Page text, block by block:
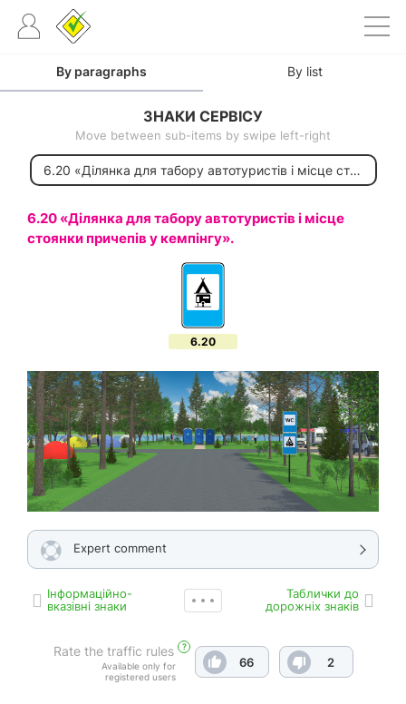
By paragraphs By list
ЗНАКИ СЕРВІСУ
Move between sub-items by swipe left-right
6.20 «Ділянка для табору автотуристів і місце стоянки причепів у кемпінгу».
6.20 «Ділянка для табору автотуристів і місце
стоянки причепів у кемпінгу».
6.20
Expert comment
Інформаційно-
вказівні знаки
Таблички до
дорожніх знаків
Rate the traffic rules ?
Available only for
registered users
66 2